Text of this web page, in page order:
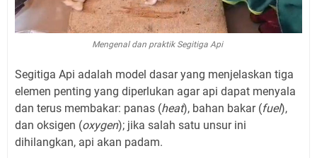
Mengenal dan praktik Segitiga Api
Segitiga Api adalah model dasar yang menjelaskan tiga
elemen penting yang diperlukan agar api dapat menyala
dan terus membakar: panas (heat), bahan bakar (fuel),
dan oksigen (oxygen); jika salah satu unsur ini
dihilangkan, api akan padam.